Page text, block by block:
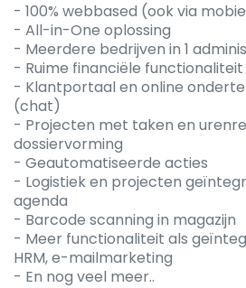
- 100% webbased (ook via
- All-in-One oplossing
- Meerdere bedrijven in 1
- Ruime financiële functionaliteit
- Klantportaal en online
(chat)
- Projecten met taken en
dossiervorming
- Geautomatiseerde acties
- Logistiek en projecten
agenda
- Barcode scanning in magazijn
- Meer functionaliteit als
HRM, e-mailmarketing
- En nog veel meer..